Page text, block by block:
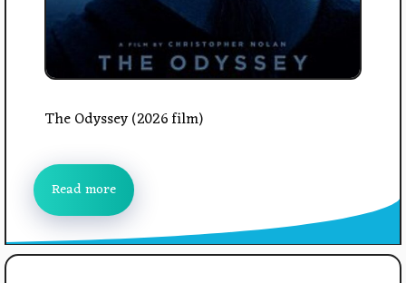
The Odyssey (2026 film)
Read more